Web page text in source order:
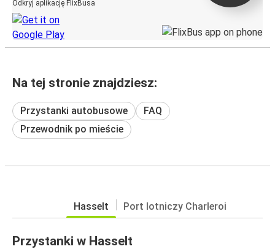
Odkryj aplikację FlixBusa
Na tej stronie znajdziesz:
Przystanki autobusowe
FAQ
Przewodnik po mieście
Hasselt Port lotniczy Charleroi
Przystanki w Hasselt